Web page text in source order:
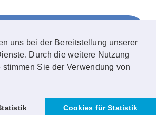
uns bei der Bereitstellung unserer
Durch die weitere Nutzung
stimmen Sie der Verwendung von
Cookies für Statistik